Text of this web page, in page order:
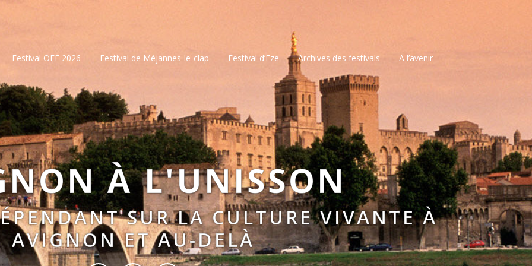
Festival OFF 2026 Festival de Méjannes-le-clap Festival d’Eze Archives des festivals A l’avenir
À L'UNISSON
SUR LA CULTURE VIVANTE À
AVIGNON ET AU-DELÀ